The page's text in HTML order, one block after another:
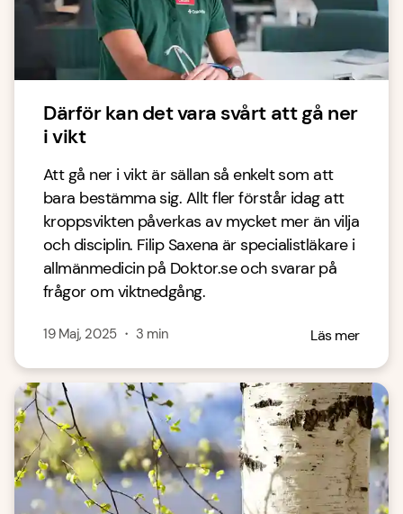
Därför kan det vara svårt att gå ner
i vikt
Att gå ner i vikt är sällan så enkelt som att
bara bestämma sig. Allt fler förstår idag att
kroppsvikten påverkas av mycket mer än vilja
och disciplin. Filip Saxena är specialistläkare i
allmänmedicin på Doktor.se och svarar på
frågor om viktnedgång.
19 Maj, 2025・ 3 min Läs mer